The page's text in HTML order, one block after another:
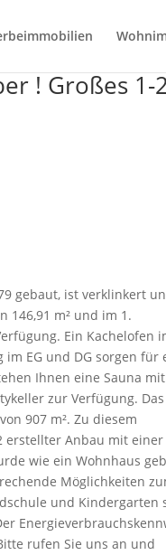
! Großes 1-
gebaut, ist verklinkert
146,91 m² und im 1.
Ein Kachelofen
EG und DG sorgen für
Ihnen eine Sauna mit
zur Verfügung. Das
907 m². Zu diesem
erstellter Anbau mit einer
wie ein Wohnhaus
Möglichkeiten
und Kindergarten
rufen Sie uns an und